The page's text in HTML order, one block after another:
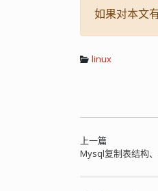
如果对本文
linux
上一篇
Mysql复制表结构